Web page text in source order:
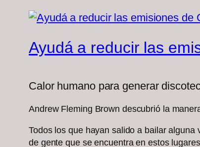
Ayudá a reducir las
Calor humano para generar
Andrew Fleming Brown descubrió la
Todos los que hayan salido a bailar
de gente que se encuentra en estos